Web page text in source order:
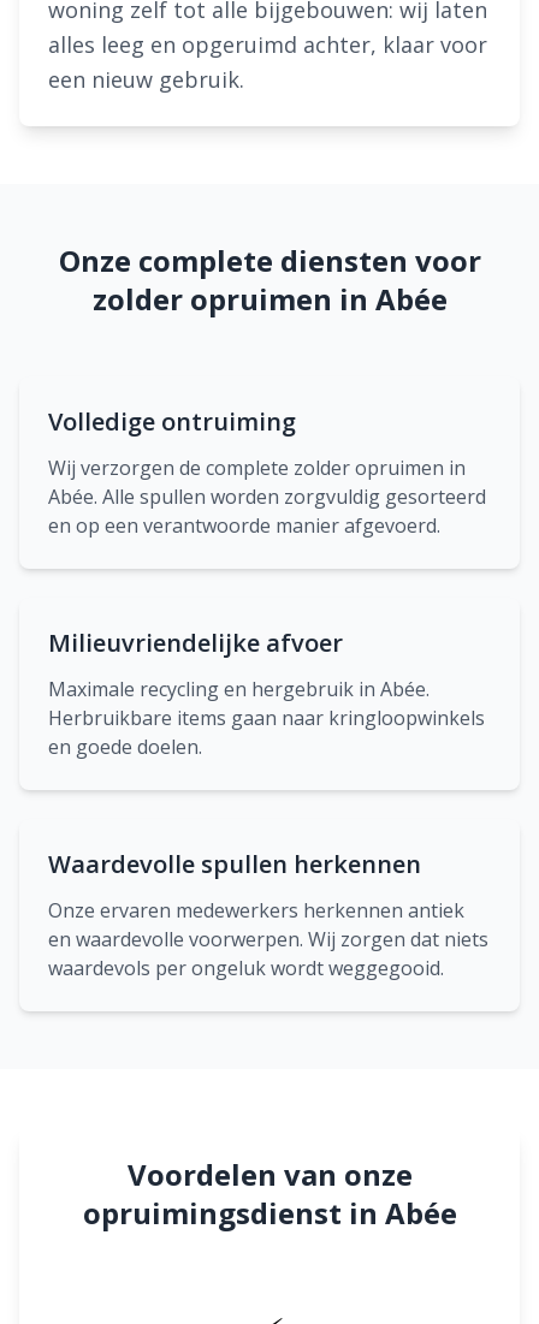
woning zelf tot alle bijgebouwen: wij laten
alles leeg en opgeruimd achter, klaar voor
een nieuw gebruik.
Onze complete diensten voor
zolder opruimen in Abée
Volledige ontruiming
Wij verzorgen de complete zolder opruimen in
Abée. Alle spullen worden zorgvuldig gesorteerd
en op een verantwoorde manier afgevoerd.
Milieuvriendelijke afvoer
Maximale recycling en hergebruik in Abée.
Herbruikbare items gaan naar kringloopwinkels
en goede doelen.
Waardevolle spullen herkennen
Onze ervaren medewerkers herkennen antiek
en waardevolle voorwerpen. Wij zorgen dat niets
waardevols per ongeluk wordt weggegooid.
Voordelen van onze
opruimingsdienst in Abée